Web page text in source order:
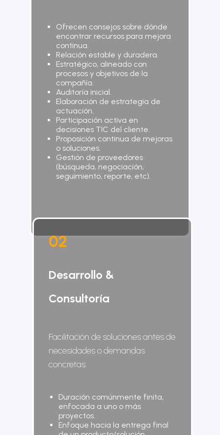
Ofrecen consejos sobre dónde
encontrar recursos para mejora
continua.
Relación estable y duradera.
Estratégico, alineado con
procesos y objetivos de la
compañía.
Auditoría inicial.
Elaboración de estrategia de
actuación.
Participación activa en
decisiones TIC del cliente.
Proposición continua de mejoras
o soluciones.
Gestión de proveedores
(búsqueda, negociación,
seguimiento, reporte, etc).
02
Desarrollo &
Consultoría
Facilitación de soluciones antes de
necesidades o demandas
concretas.
Duración comúnmente finita,
enfocada a uno o más
proyectos.
Enfoque hacia la entrega final